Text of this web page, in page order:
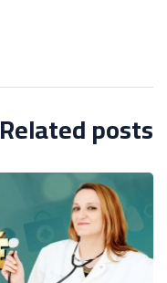
Related posts